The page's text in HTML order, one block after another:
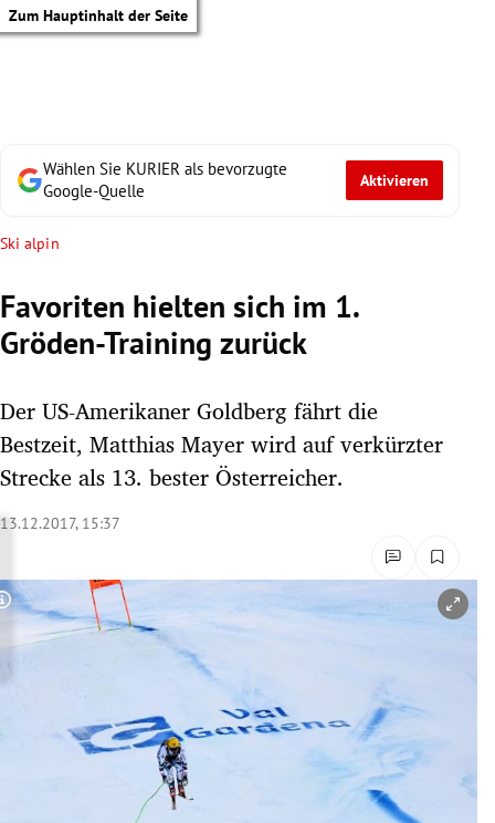
Zum Hauptinhalt der Seite
Untermenü
Untermenü
Untermenü
Untermenü
Untermenü
Wählen Sie KURIER als bevorzugte
Google-Quelle
Aktivieren
Ski alpin
Favoriten hielten sich im 1.
Gröden-Training zurück
Der US-Amerikaner Goldberg fährt die
Bestzeit, Matthias Mayer wird auf verkürzter
Strecke als 13. bester Österreicher.
13.12.2017, 15:37
Copyright-Hinweis öffnen/schließen